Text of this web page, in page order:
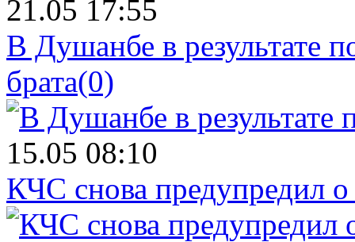
21.05 17:55
В Душанбе в результате
брата(0)
15.05 08:10
КЧС снова предупредил